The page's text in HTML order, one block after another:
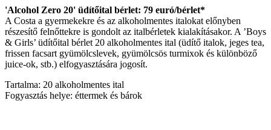
'Alcohol Zero 20' üdítőital bérlet: 79 euró/bérlet*
A Costa a gyermekekre és az alkoholmentes italokat előnyben
részesítő felnőttekre is gondolt az italbérletek kialakításakor. A ’Boys
& Girls’ üdítőital bérlet 20 alkoholmentes ital (üdítő italok, jeges tea,
frissen facsart gyümölcslevek, gyümölcsös turmixok és különböző
juice-ok, stb.) elfogyasztására jogosít.
Tartalma: 20 alkoholmentes ital
Fogyasztás helye: éttermek és bárok